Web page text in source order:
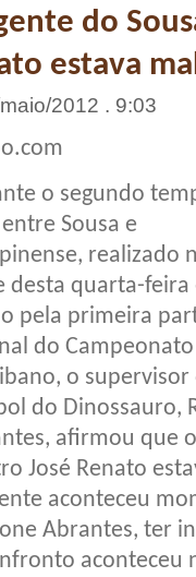
do
estava
2012 . 9:03
o segundo
Sousa e
realizado
desta quarta-feira
pela primeira
do Campeonato
o supervisor
do Dinossauro,
afirmou que o
José Renato
aconteceu
Abrantes, ter
aconteceu